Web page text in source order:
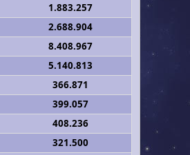
1.883.257
2.688.904
8.408.967
5.140.813
366.871
399.057
408.236
321.500